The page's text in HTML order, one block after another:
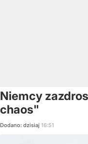
Niemcy
chaos"
Dodano: dzisiaj 16:51